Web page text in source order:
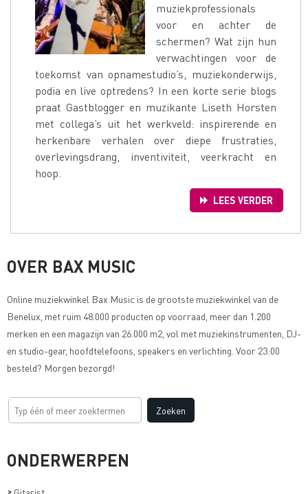
muziekprofessionals
voor en achter de
schermen? Wat zijn hun
verwachtingen voor de
toekomst van opnamestudio’s, muziekonderwijs,
podia en live optredens? In een korte serie blogs
praat Gastblogger en muzikante Liseth Horsten
met collega’s uit het werkveld: inspirerende en
herkenbare verhalen over diepe frustraties,
overlevingsdrang, inventiviteit, veerkracht en
hoop.
LEES VERDER
OVER BAX MUSIC
Online muziekwinkel Bax Music is de grootste muziekwinkel van de
Benelux, met ruim 48.000 producten op voorraad, meer dan 1.200
merken en een magazijn van 26.000 m2, vol met muziekinstrumenten, DJ-
en studio-gear, hoofdtelefoons, speakers en verlichting. Voor 23:00
besteld? Morgen bezorgd!
ONDERWERPEN